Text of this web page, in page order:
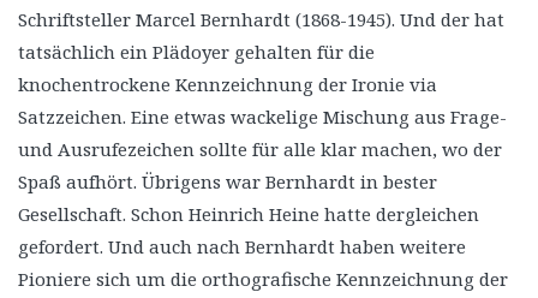
Schriftsteller Marcel Bernhardt (1868-1945). Und der hat
tatsächlich ein Plädoyer gehalten für die
knochentrockene Kennzeichnung der Ironie via
Satzzeichen. Eine etwas wackelige Mischung aus Frage-
und Ausrufezeichen sollte für alle klar machen, wo der
Spaß aufhört. Übrigens war Bernhardt in bester
Gesellschaft. Schon Heinrich Heine hatte dergleichen
gefordert. Und auch nach Bernhardt haben weitere
Pioniere sich um die orthografische Kennzeichnung der